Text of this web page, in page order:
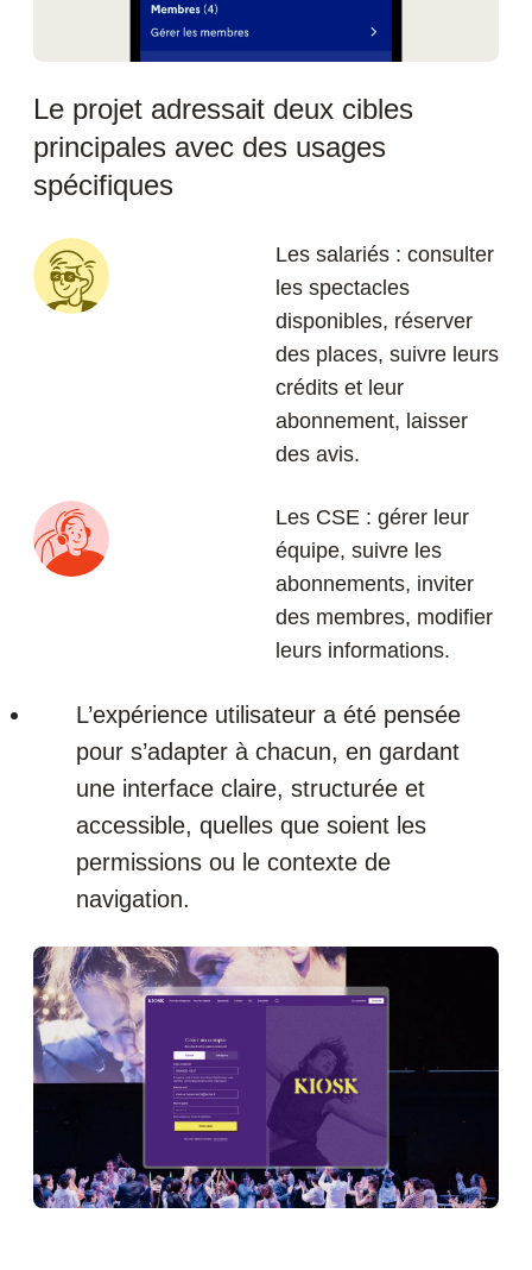
Le projet adressait deux cibles
principales avec des usages
spécifiques
Les salariés : consulter
les spectacles
disponibles, réserver
des places, suivre leurs
crédits et leur
abonnement, laisser
des avis.
Les CSE : gérer leur
équipe, suivre les
abonnements, inviter
des membres, modifier
leurs informations.
L’expérience utilisateur a été pensée
pour s’adapter à chacun, en gardant
une interface claire, structurée et
accessible, quelles que soient les
permissions ou le contexte de
navigation.